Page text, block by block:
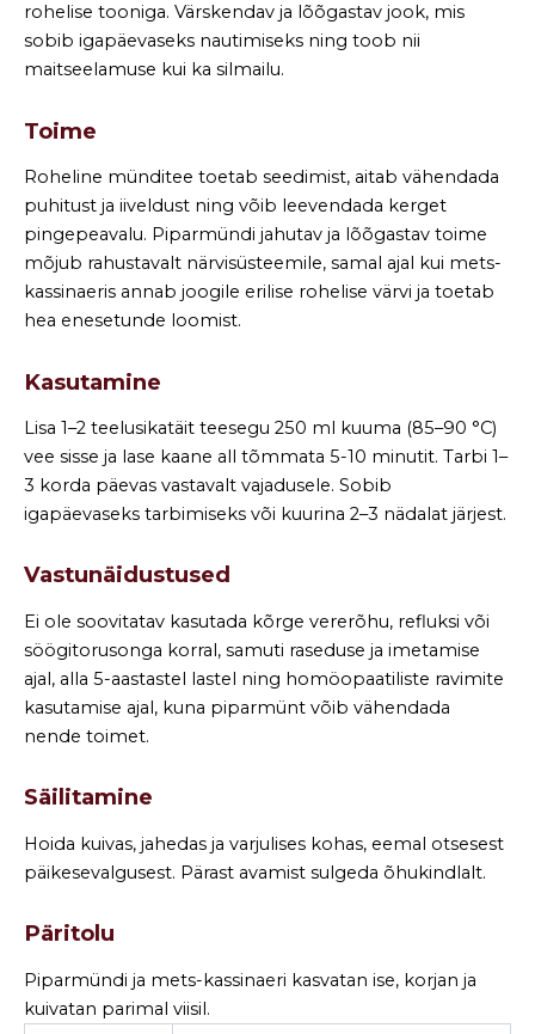
rohelise tooniga. Värskendav ja lõõgastav jook, mis
sobib igapäevaseks nautimiseks ning toob nii
maitseelamuse kui ka silmailu.
Toime
Roheline münditee toetab seedimist, aitab vähendada
puhitust ja iiveldust ning võib leevendada kerget
pingepeavalu. Piparmündi jahutav ja lõõgastav toime
mõjub rahustavalt närvisüsteemile, samal ajal kui mets-
kassinaeris annab joogile erilise rohelise värvi ja toetab
hea enesetunde loomist.
Kasutamine
Lisa 1–2 teelusikatäit teesegu 250 ml kuuma (85–90 °C)
vee sisse ja lase kaane all tõmmata 5-10 minutit. Tarbi 1–
3 korda päevas vastavalt vajadusele. Sobib
igapäevaseks tarbimiseks või kuurina 2–3 nädalat järjest.
Vastunäidustused
Ei ole soovitatav kasutada kõrge vererõhu, refluksi või
söögitorusonga korral, samuti raseduse ja imetamise
ajal, alla 5-aastastel lastel ning homöopaatiliste ravimite
kasutamise ajal, kuna piparmünt võib vähendada
nende toimet.
Säilitamine
Hoida kuivas, jahedas ja varjulises kohas, eemal otsesest
päikesevalgusest. Pärast avamist sulgeda õhukindlalt.
Päritolu
Piparmündi ja mets-kassinaeri kasvatan ise, korjan ja
kuivatan parimal viisil.